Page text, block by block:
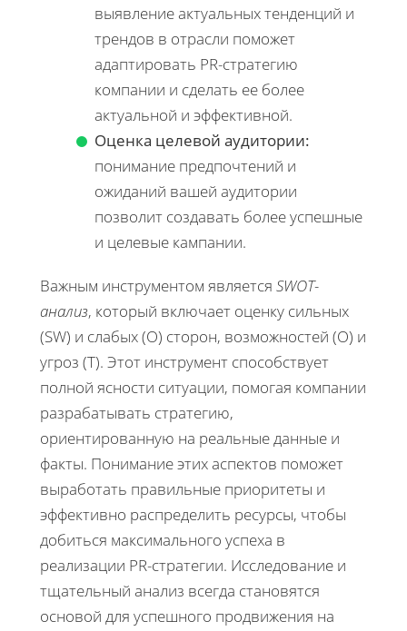
выявление актуальных тенденций и
трендов в отрасли поможет
адаптировать PR-стратегию
компании и сделать ее более
актуальной и эффективной.
Оценка целевой аудитории:
понимание предпочтений и
ожиданий вашей аудитории
позволит создавать более успешные
и целевые кампании.
Важным инструментом является SWOT-
анализ, который включает оценку сильных
(SW) и слабых (O) сторон, возможностей (O) и
угроз (T). Этот инструмент способствует
полной ясности ситуации, помогая компании
разрабатывать стратегию,
ориентированную на реальные данные и
факты. Понимание этих аспектов поможет
выработать правильные приоритеты и
эффективно распределить ресурсы, чтобы
добиться максимального успеха в
реализации PR-стратегии. Исследование и
тщательный анализ всегда становятся
основой для успешного продвижения на